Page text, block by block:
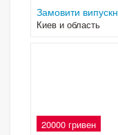
Замовити
Киев и область
20000 гривен